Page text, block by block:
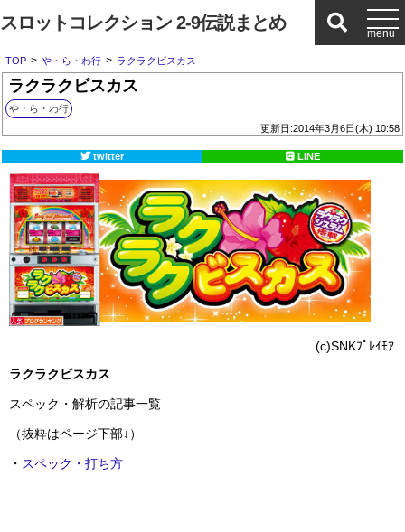
スロットコレクション 2-9伝説まとめ
TOP > や・ら・わ行 > ラクラクビスカス
ラクラクビスカス
や・ら・わ行
更新日:2014年3月6日(木) 10:58
twitter LINE
(c)SNKﾌﾟﾚｲﾓｱ
ラクラクビスカス
スペック・解析の記事一覧
（抜粋はページ下部↓）
・ スペック・打ち方